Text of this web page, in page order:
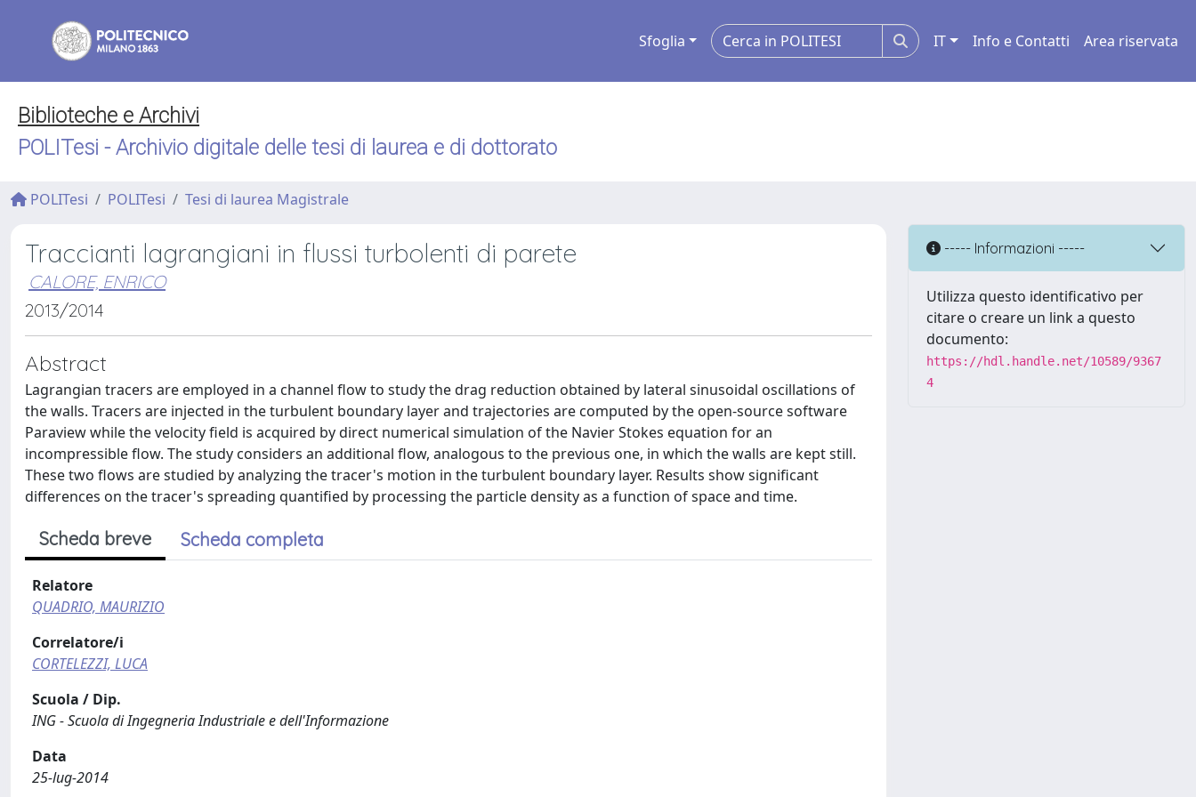
Sfoglia IT Info e Contatti Area riservata
Biblioteche e Archivi
POLITesi - Archivio digitale delle tesi di laurea e di dottorato
POLITesi POLITesi Tesi di laurea Magistrale
Traccianti lagrangiani in flussi turbolenti di parete
CALORE, ENRICO
2013/2014
Abstract
Lagrangian tracers are employed in a channel flow to study the drag reduction obtained by lateral sinusoidal oscillations of
the walls. Tracers are injected in the turbulent boundary layer and trajectories are computed by the open-source software
Paraview while the velocity field is acquired by direct numerical simulation of the Navier Stokes equation for an
incompressible flow. The study considers an additional flow, analogous to the previous one, in which the walls are kept still.
These two flows are studied by analyzing the tracer's motion in the turbulent boundary layer. Results show significant
differences on the tracer's spreading quantified by processing the particle density as a function of space and time.
Scheda breve Scheda completa
Relatore
QUADRIO, MAURIZIO
Correlatore/i
CORTELEZZI, LUCA
Scuola / Dip.
ING - Scuola di Ingegneria Industriale e dell'Informazione
Data
25-lug-2014
----- Informazioni -----
Utilizza questo identificativo per
citare o creare un link a questo
documento:
https://hdl.handle.net/10589/9367
4